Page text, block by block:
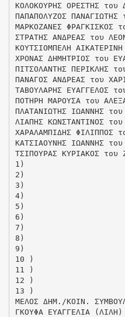
ΚΟΛΟΚΟΥΡΗΣ ΟΡΕΣΤΗΣ του
ΠΑΠΑΠΟΛΥΖΟΣ ΠΑΝΑΓΙΩΤΗΣ
ΜΑΡΚΟΖΑΝΕΣ ΦΡΑΓΚΙΣΚΟΣ
ΣΤΡΑΤΗΣ ΑΝΔΡΕΑΣ του
ΚΟΥΤΣΙΟΜΠΕΛΗ
ΧΡΟΝΑΣ ΔΗΜΗΤΡΙΟΣ του
ΠΙΤΣΟΛΑΝΤΗΣ ΠΕΡΙΚΛΗΣ
ΠΑΝΑΓΟΣ ΑΝΔΡΕΑΣ του
ΤΑΒΟΥΛΑΡΗΣ ΕΥΑΓΓΕΛΟΣ
ΠΟΤΗΡΗ ΜΑΡΟΥΣΑ του
ΠΛΑΤΑΝΙΩΤΗΣ ΙΩΑΝΝΗΣ του
ΛΙΑΠΗΣ ΚΩΝΣΤΑΝΤΙΝΟΣ του
ΧΑΡΑΛΑΜΠΙΔΗΣ ΦΙΛΙΠΠΟΣ
ΚΑΤΣΙΑΟΥΝΗΣ ΙΩΑΝΝΗΣ του
ΤΣΙΠΟΥΡΑΣ ΚΥΡΙΑΚΟΣ του
1)
2)
3)
4)
5)
6)
7)
8)
9)
10 )
11 )
12 )
13 )
ΜΕΛΟΣ ΔΗΜ./ΚΟΙΝ.
ΓΚΟΥΦΑ ΕΥΑΓΓΕΛΙΑ